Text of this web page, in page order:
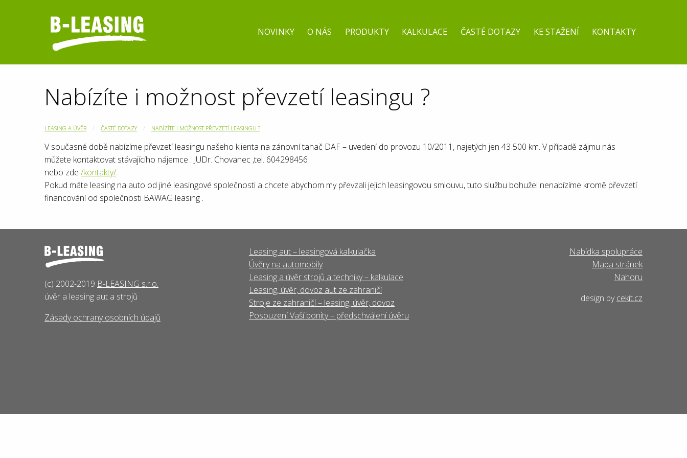
NOVINKY O NÁS PRODUKTY KALKULACE ČASTÉ DOTAZY KE STAŽENÍ KONTAKTY
Nabízíte i možnost převzetí leasingu ?
LEASING A ÚVĚR ČASTÉ DOTAZY NABÍZÍTE I MOŽNOST PŘEVZETÍ LEASINGU ?
V současné době nabízíme převzetí leasingu našeho klienta na zánovní tahač DAF – uvedení do provozu 10/2011, najetých jen 43 500 km. V případě zájmu nás
můžete kontaktovat stávajícího nájemce : JUDr. Chovanec ,tel. 604298456
nebo zde /kontakty/.
Pokud máte leasing na auto od jiné leasingové společnosti a chcete abychom my převzali jejich leasingovou smlouvu, tuto službu bohužel nenabízíme kromě převzetí
financování od společnosti BAWAG leasing .
(c) 2002-2019 B-LEASING s.r.o.
úvěr a leasing aut a strojů
Zásady ochrany osobních údajů
Leasing aut – leasingová kalkulačka
Úvěry na automobily
Leasing a úvěr strojů a techniky – kalkulace
Leasing, úvěr, dovoz aut ze zahraničí
Stroje ze zahraničí – leasing, úvěr, dovoz
Posouzení Vaší bonity – předschválení úvěru
Nabídka spolupráce
Mapa stránek
Nahoru
design bycekit.cz